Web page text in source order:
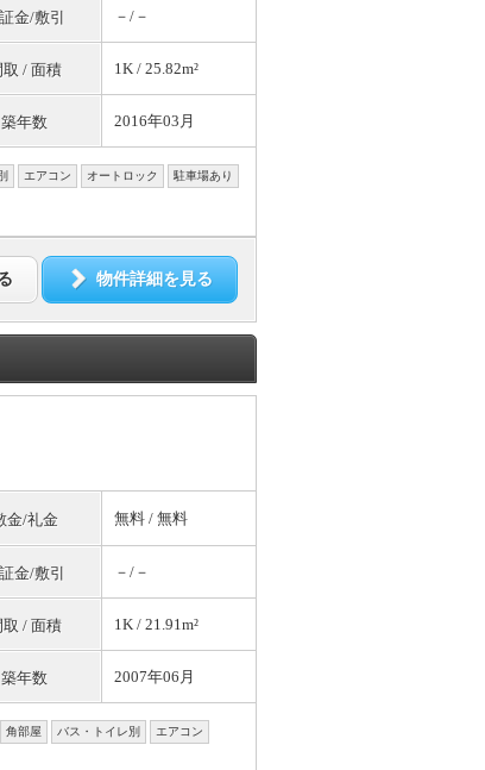
金/敷引 －/－
取 / 面積 1K / 25.82m²
築年数 2016年03月
エアコン オートロック 駐車場あり
物件詳細を見る
金/礼金 無料 / 無料
金/敷引 －/－
取 / 面積 1K / 21.91m²
築年数 2007年06月
角部屋 バス・トイレ別 エアコン